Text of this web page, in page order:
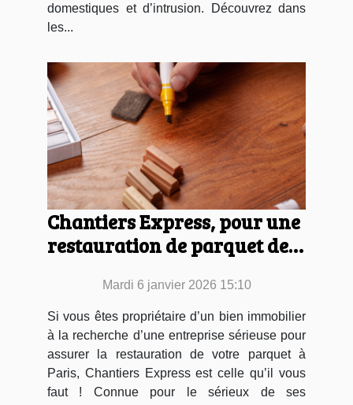
domestiques et d’intrusion. Découvrez dans
les...
Chantiers Express, pour une
restauration de parquet de
Mardi 6 janvier 2026 15:10
Si vous êtes propriétaire d’un bien immobilier
à la recherche d’une entreprise sérieuse pour
assurer la restauration de votre parquet à
Paris, Chantiers Express est celle qu’il vous
faut ! Connue pour le sérieux de ses